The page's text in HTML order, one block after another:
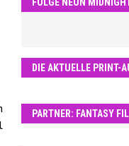
DIE AKTUELLE PRINT-
PARTNER: FANTASY